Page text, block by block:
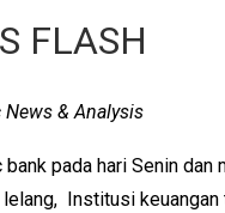
FLASH
& Analysis
pada hari Senin dan
Institusi